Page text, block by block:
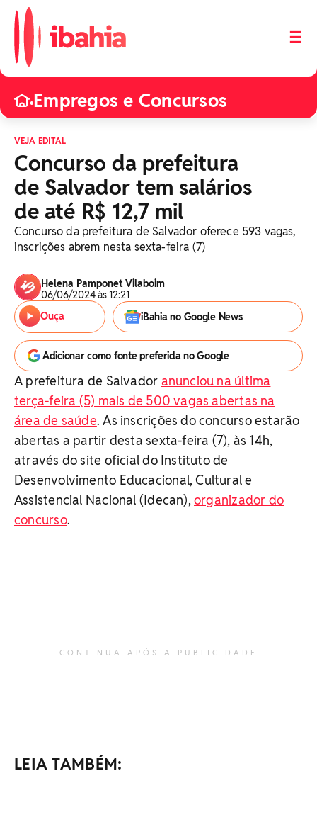
☰
•Empregos e Concursos
VEJA EDITAL
Concurso da prefeitura
de Salvador tem salários
de até R$ 12,7 mil
Concurso da prefeitura de Salvador oferece 593 vagas,
inscrições abrem nesta sexta-feira (7)
Helena Pamponet Vilaboim
06/06/2024 às 12:21
Ouça
iBahia no Google News
Adicionar como fonte preferida no Google
A prefeitura de Salvador anunciou na última
terça-feira (5) mais de 500 vagas abertas na
área de saúde. As inscrições do concurso estarão
abertas a partir desta sexta-feira (7), às 14h,
através do site oficial do Instituto de
Desenvolvimento Educacional, Cultural e
Assistencial Nacional (Idecan),organizador do
concurso.
CONTINUA APÓS A PUBLICIDADE
LEIA TAMBÉM: